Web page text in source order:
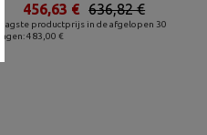
Laagste productprijs in de afgelopen 30
dagen: 483,00 €
636,82 €
456,63 €